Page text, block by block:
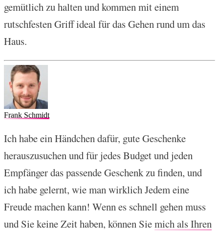
gemütlich zu halten und kommen mit einem
rutschfesten Griff ideal für das Gehen rund um das
Haus.
Frank Schmidt
Ich habe ein Händchen dafür, gute Geschenke
herauszusuchen und für jedes Budget und jeden
Empfänger das passende Geschenk zu finden, und
ich habe gelernt, wie man wirklich Jedem eine
Freude machen kann! Wenn es schnell gehen muss
und Sie keine Zeit haben, können Siemich als Ihren